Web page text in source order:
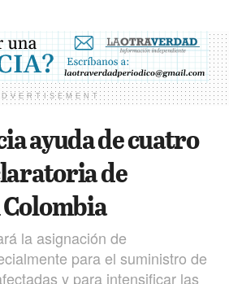
ayuda de cuatro
de
la asignación de
para el suministro de
y para intensificar las